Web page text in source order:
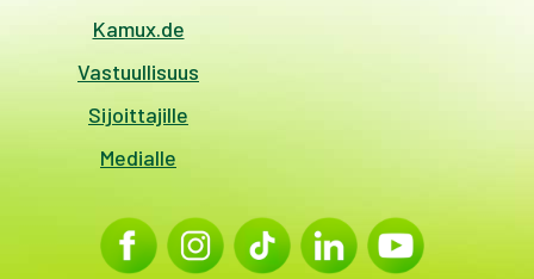
Kamux.de
Vastuullisuus
Sijoittajille
Medialle